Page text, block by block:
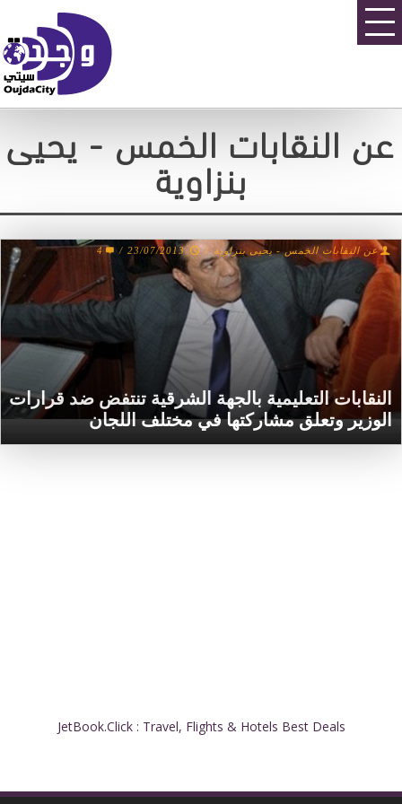
عن النقابات الخمس - يحيى
بنزاوية
النقابات التعليمية بالجهة الشرقية تنتفض ضد قرارات
الوزير وتعلق مشاركتها في مختلف اللجان
عن النقابات الخمس - يحيى بنزاوية /
23/07/2013
/
4
JetBook.Click : Travel, Flights & Hotels Best Deals